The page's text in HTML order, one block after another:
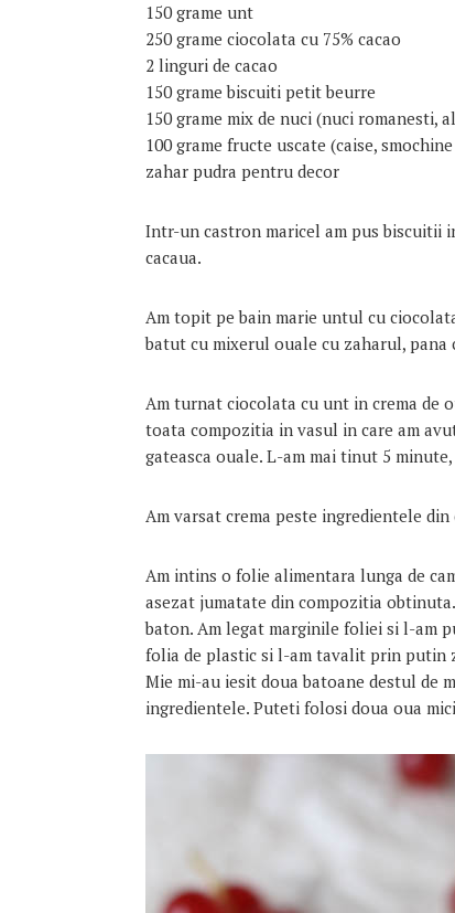
150 grame unt
250 grame ciocolata cu 75% cacao
2 linguri de cacao
150 grame biscuiti petit beurre
150 grame mix de nuci (nuci romanesti,
100 grame fructe uscate (caise,
zahar pudra pentru decor
Intr-un castron maricel am pus biscuitii
cacaua.
Am topit pe bain marie untul cu
batut cu mixerul ouale cu zaharul, pana
Am turnat ciocolata cu unt in crema de
toata compozitia in vasul in care am
gateasca ouale. L-am mai tinut 5
Am varsat crema peste ingredientele
Am intins o folie alimentara lunga de
asezat jumatate din compozitia
baton. Am legat marginile foliei si l-am
folia de plastic si l-am tavalit prin putin
Mie mi-au iesit doua batoane destul de
ingredientele. Puteti folosi doua oua